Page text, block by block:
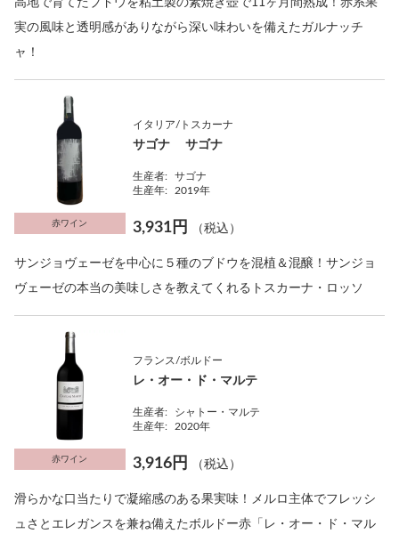
高地で育てたブドウを粘土製の素焼き壺で11ヶ月間熟成！赤系果
実の風味と透明感がありながら深い味わいを備えたガルナッチ
ャ！
赤ワイン
イタリア/トスカーナ
サゴナ サゴナ
生産者:
サゴナ
生産年:
2019年
3,931円 （税込）
サンジョヴェーゼを中心に５種のブドウを混植＆混醸！サンジョ
ヴェーゼの本当の美味しさを教えてくれるトスカーナ・ロッソ
赤ワイン
フランス/ボルドー
レ・オー・ド・マルテ
生産者:
シャトー・マルテ
生産年:
2020年
3,916円 （税込）
滑らかな口当たりで凝縮感のある果実味！メルロ主体でフレッシ
ュさとエレガンスを兼ね備えたボルドー赤「レ・オー・ド・マル